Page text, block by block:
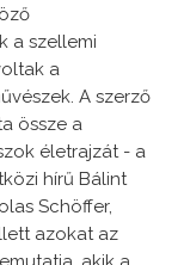
a szellemi
a
A szerző
össze a
életrajzát - a
hírű Bálint
Schöffer,
azokat az